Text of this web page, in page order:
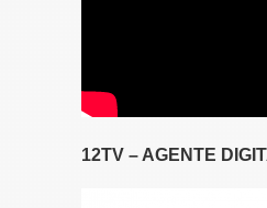
12TV – AGENTE